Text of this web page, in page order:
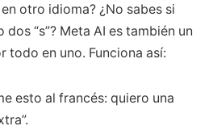
otro idioma? ¿No sabes si
dos “s”? Meta AI es también un
en uno. Funciona así:
esto al francés: quiero una